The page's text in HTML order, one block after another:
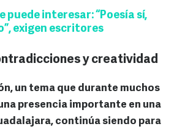
puede interesar: “Poesía sí,
exigen escritores
y creatividad
un tema que durante muchos
presencia importante en una
continúa siendo para